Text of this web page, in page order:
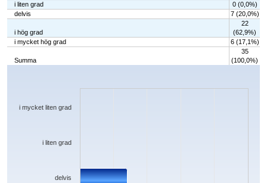
i liten grad
0 (0,0%)
delvis
7 (20,0%)
i hög grad
22
(62,9%)
i mycket hög grad
6 (17,1%)
Summa
35
(100,0%)
Chart
The chart has 1 X axis displaying categories.
delvis
i liten grad
i mycket liten grad